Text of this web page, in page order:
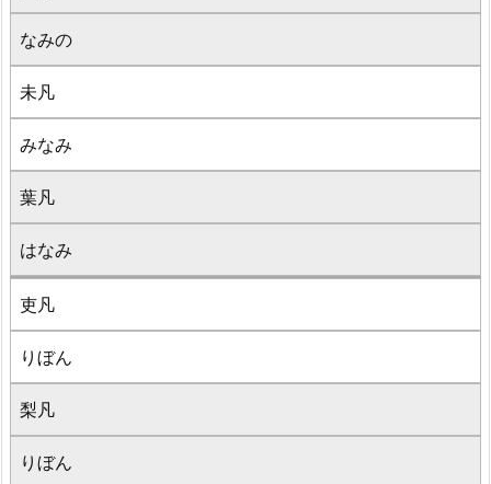
なみの
未凡
みなみ
葉凡
はなみ
吏凡
りぼん
梨凡
りぼん